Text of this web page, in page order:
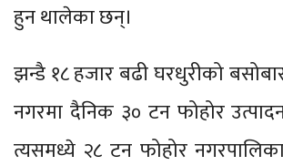
हुन थालेका छन्।
झन्डै १८ हजार बढी घरधुरीको
नगरमा दैनिक ३० टन फोहोर
त्यसमध्ये २८ टन फोहोर